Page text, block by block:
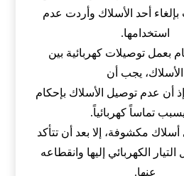
أحد الأسلاك وأردت عدم
استخدامها.
بعمل توصيلات كهربائية بين
الأسلاك، يجب أن
أن عدم توصيل الأسلاك بإحكام
تماساً كهربائياً.
مكشوفة، إلا بعد أن تتأكد
الكهربائي إليها وانقطاعه
عنها.